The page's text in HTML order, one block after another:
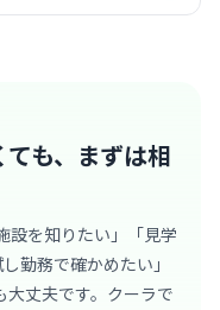
も、 まずは相
設を知りたい」「見学
勤務で確かめたい」
大丈夫です。クーラで